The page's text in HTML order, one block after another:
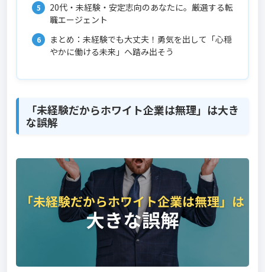
20代・未経験・安定志向のあなたに。厳選する転
職エージェント
まとめ：未経験でも大丈夫！勇気を出して「心穏
やかに働ける未来」へ踏み出そう
「未経験だからホワイト企業は無理」は大き
な誤解